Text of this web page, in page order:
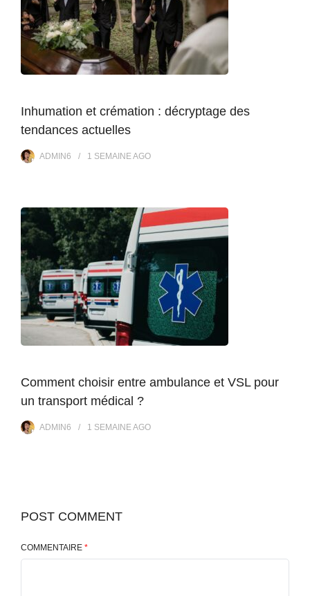
Inhumation et crémation : décryptage des
tendances actuelles
ADMIN6 1 SEMAINE AGO
Comment choisir entre ambulance et VSL pour
un transport médical ?
ADMIN6 1 SEMAINE AGO
POST COMMENT
COMMENTAIRE *